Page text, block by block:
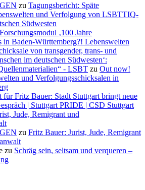
zu Tagungsbericht: Späte
und Verfolgung von LSBTTIQ-
Südwesten
‚100 Jahre
in Baden-Württemberg?! Lebenswelten
von transgender, trans- und
im deutschen Südwesten‘:
- LSBT zu Out now!
und Verfolgungsschicksalen in
für Fritz Bauer: Stadt Stuttgart bringt neue
| Stuttgart PRIDE | CSD Stuttgart
Jude, Remigrant und
zu Fritz Bauer: Jurist, Jude, Remigrant
zu Schräg sein, seltsam und verqueren –